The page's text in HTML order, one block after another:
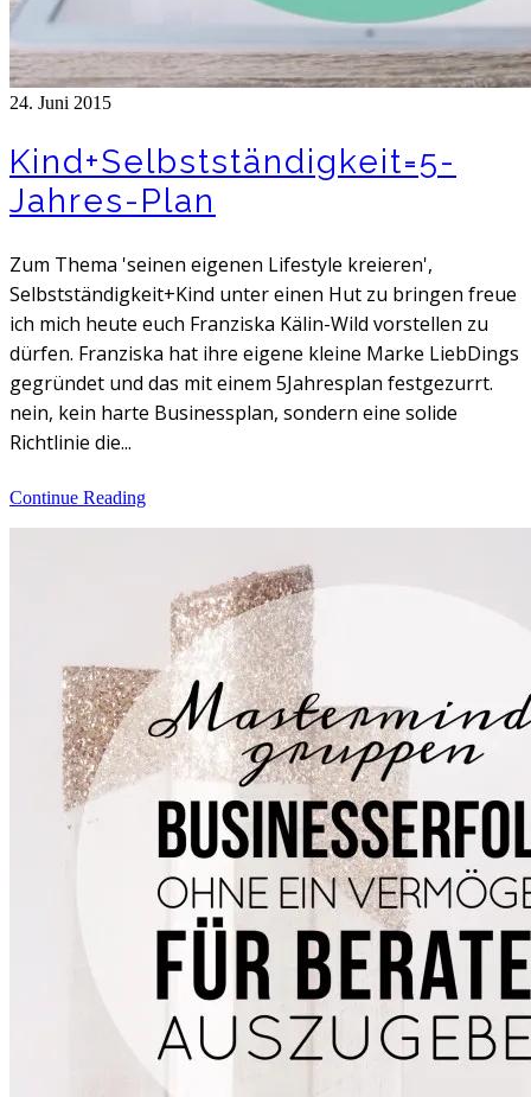
24. Juni 2015
Kind+Selbstständigkeit=5-
Jahres-Plan
Zum Thema 'seinen eigenen Lifestyle kreieren',
Selbstständigkeit+Kind unter einen Hut zu bringen freue
ich mich heute euch Franziska Kälin-Wild vorstellen zu
dürfen. Franziska hat ihre eigene kleine Marke LiebDings
gegründet und das mit einem 5Jahresplan festgezurrt.
nein, kein harte Businessplan, sondern eine solide
Richtlinie die...
Continue Reading